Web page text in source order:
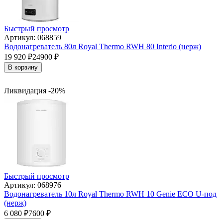
Быстрый просмотр
Артикул: 068859
Водонагреватель 80л Royal Thermo RWH 80 Interio (нерж)
19 920 ₽24900 ₽
В корзину
Ликвидация -20%
Быстрый просмотр
Артикул: 068976
Водонагреватель 10л Royal Thermo RWH 10 Genie ECO U-под
(нерж)
6 080 ₽7600 ₽